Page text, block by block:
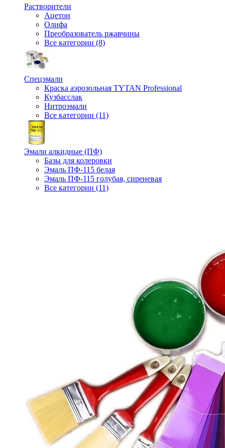
Растворители
Ацетон
Олифа
Преобразователь ржавчины
Все категории (8)
Спецэмали
Краска аэрозольная TYTAN Professional
Кузбасслак
Нитроэмали
Все категории (11)
Эмали алкидные (ПФ)
Базы для колеровки
Эмаль ПФ-115 белая
Эмаль ПФ-115 голубая, сиреневая
Все категории (11)